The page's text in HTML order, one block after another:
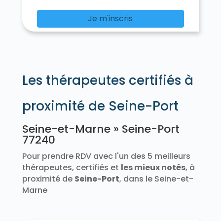
Chalmaison 77650
Chambry 77910
Chamigny 77260
Champagne-sur-Seine 77430
Changis-sur-Marne 77660
Chanteloup-en-Brie 77600
La Chapelle-Gauthier 77720
La Chapelle-Iger 77540
La Chapelle-Moutils 77320
La Chapelle-Rablais 77370
La Chapelle-Saint-Sulpice 77160
Les Chapelles-Bourbon 77610
Charmentray 77410
Charny 77410
Chartrettes 77590
Chartronges 77320
Châteaubleau 77370
Je m'inscris
Les thérapeutes certifiés à
proximité de Seine-Port
Seine-et-Marne » Seine-Port
77240
Pour prendre RDV avec l'un des 5 meilleurs
thérapeutes, certifiés et les mieux notés, à
proximité de Seine-Port, dans le Seine-et-
Marne